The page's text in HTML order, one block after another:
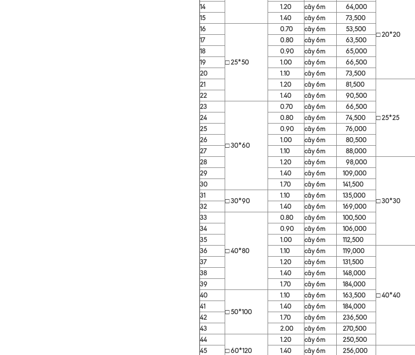
□ 20*20
14
1.20 cây 6m 64,000
15
1.40 cây 6m 73,500
16
□ 25*50
0.70 cây 6m 53,500
17
0.80 cây 6m 63,500
18
0.90 cây 6m 65,000
19
1.00 cây 6m 66,500
20
1.10 cây 6m 73,500
21
1.20 cây 6m 81,500
□ 25*25
22
1.40 cây 6m 90,500
23
□ 30*60
0.70 cây 6m 66,500
24
0.80 cây 6m 74,500
25
0.90 cây 6m 76,000
26
1.00 cây 6m 80,500
27
1.10 cây 6m 88,000
28
1.20 cây 6m 98,000
□ 30*30
29
1.40 cây 6m 109,000
30
1.70 cây 6m 141,500
31
□ 30*90
1.10 cây 6m 135,000
32
1.40 cây 6m 169,000
33
□ 40*80
0.80 cây 6m 100,500
34
0.90 cây 6m 106,000
35
1.00 cây 6m 112,500
36
1.10 cây 6m 119,000
□ 40*40
37
1.20 cây 6m 131,500
38
1.40 cây 6m 148,000
39
1.70 cây 6m 184,000
40
□ 50*100
1.10 cây 6m 163,500
41
1.40 cây 6m 184,000
42
1.70 cây 6m 236,500
43
2.00 cây 6m 270,500
44
□ 60*120
1.20 cây 6m 250,500
45
1.40 cây 6m 256,000